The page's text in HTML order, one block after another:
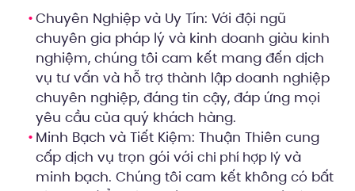
Chuyên Nghiệp và Uy Tín: Với đội ngũ
chuyên gia pháp lý và kinh doanh giàu kinh
nghiệm, chúng tôi cam kết mang đến dịch
vụ tư vấn và hỗ trợ thành lập doanh nghiệp
chuyên nghiệp, đáng tin cậy, đáp ứng mọi
yêu cầu của quý khách hàng.
Minh Bạch và Tiết Kiệm: Thuận Thiên cung
cấp dịch vụ trọn gói với chi phí hợp lý và
minh bạch. Chúng tôi cam kết không có bất